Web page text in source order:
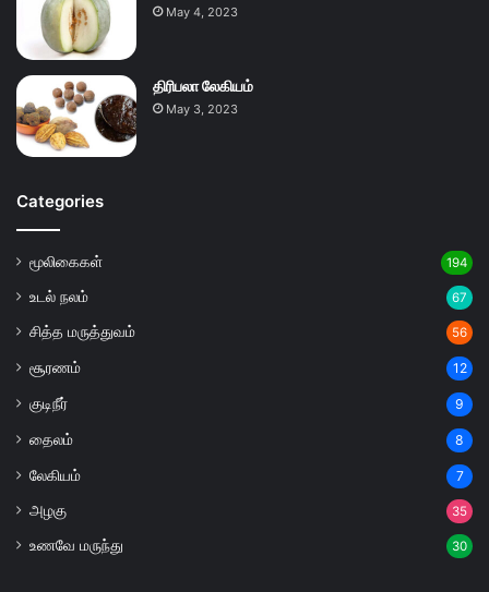
May 4, 2023
திரிபலா லேகியம்
May 3, 2023
Categories
மூலிகைகள் 194
உடல் நலம் 67
சித்த மருத்துவம் 56
சூரணம் 12
குடிநீர் 9
தைலம் 8
லேகியம் 7
அழகு 35
உணவே மருந்து 30